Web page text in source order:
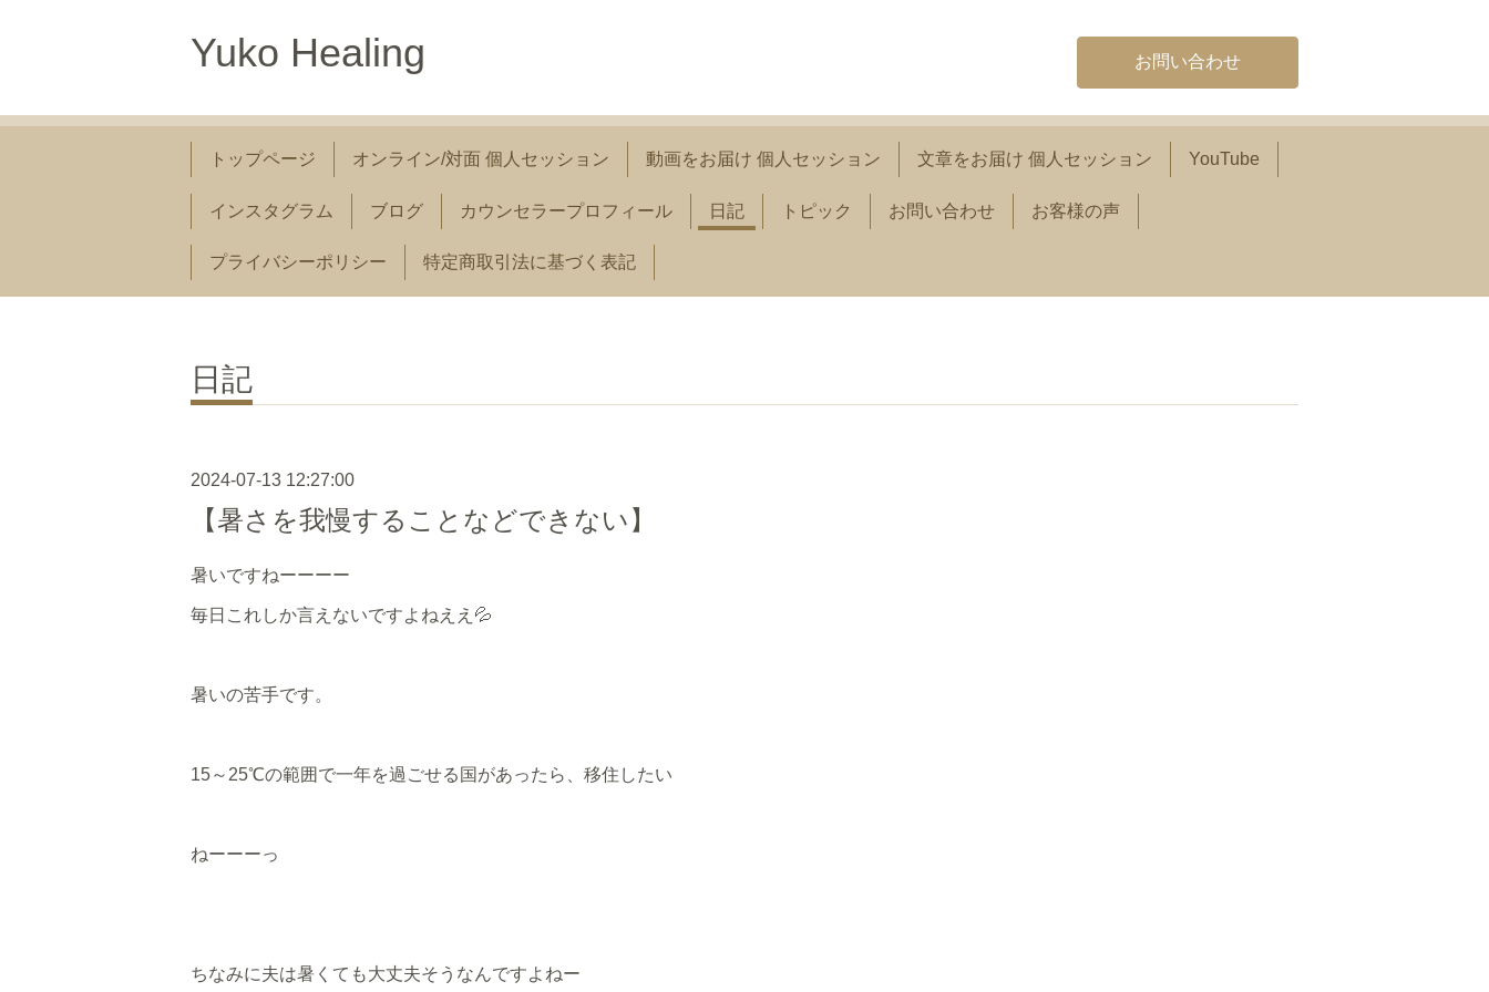
Yuko Healing お問い合わせ
トップページ オンライン/対面 個人セッション 動画をお届け 個人セッション 文章をお届け 個人セッション YouTube
インスタグラム ブログ カウンセラープロフィール 日記 トピック お問い合わせ お客様の声
プライバシーポリシー ​特定商取引法に基づく表記
日記
2024-07-13 12:27:00
【暑さを我慢することなどできない】
暑いですねーーーー
毎日これしか言えないですよねええ💦
暑いの苦手です。
15～25℃の範囲で一年を過ごせる国があったら、移住したい
ねーーーっ
ちなみに夫は暑くても大丈夫そうなんですよねー